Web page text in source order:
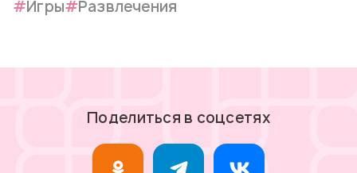
Игры Развлечения
Поделиться в соцсетях